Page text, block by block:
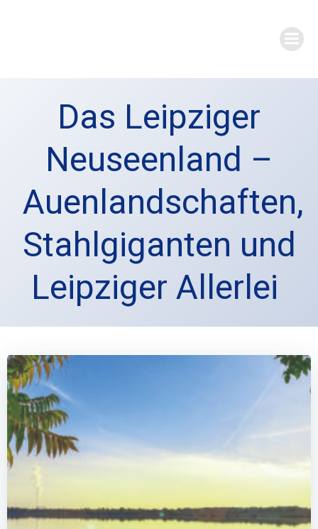
Das Leipziger
Neuseenland –
Auenlandschaften,
Stahlgiganten und
Leipziger Allerlei